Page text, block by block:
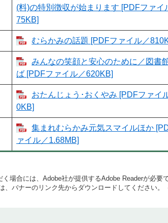
(料)の特別徴収が始まります [PDFファイ
75KB]
むらかみの話題 [PDFファイル／
みんなの笑顔と安心のために／図書
ば [PDFファイル／620KB]
おたんじょう･おくやみ [PDFファイ
0KB]
集まれむらかみ元気スマイルほか
ァイル／1.68MB]
場合には、Adobe社が提供するAdobe Readerが必要で
、バナーのリンク先からダウンロードしてください。